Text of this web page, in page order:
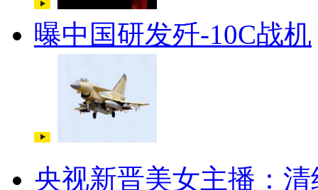
曝中国研发歼-10C战机
央视新晋美女主播：清